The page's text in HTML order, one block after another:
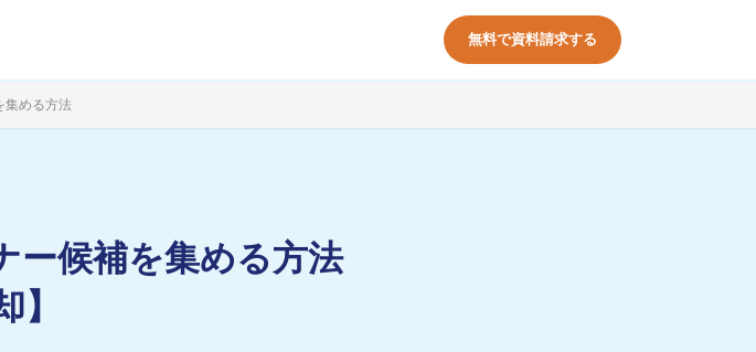
無料で資料請求する
集める方法
ー候補を集める方法
】